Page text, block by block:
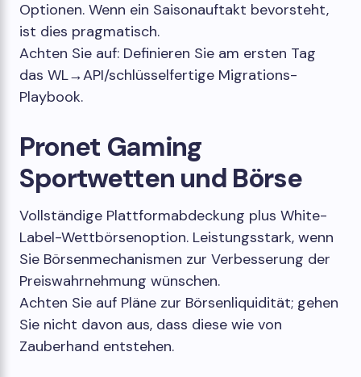
Optionen. Wenn ein Saisonauftakt bevorsteht,
ist dies pragmatisch.
Achten Sie auf: Definieren Sie am ersten Tag
das WL→API/schlüsselfertige Migrations-
Playbook.
Pronet Gaming
Sportwetten und Börse
Vollständige Plattformabdeckung plus White-
Label-Wettbörsenoption. Leistungsstark, wenn
Sie Börsenmechanismen zur Verbesserung der
Preiswahrnehmung wünschen.
Achten Sie auf Pläne zur Börsenliquidität; gehen
Sie nicht davon aus, dass diese wie von
Zauberhand entstehen.